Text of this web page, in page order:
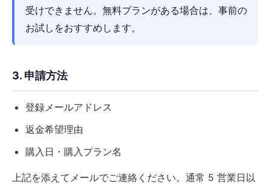
受けできません。無料プランがある場合は、事前の
お試しをおすすめします。
3. 申請方法
登録メールアドレス
返金希望理由
購入日・購入プラン名
上記を添えてメールでご連絡ください。通常 5 営業日以